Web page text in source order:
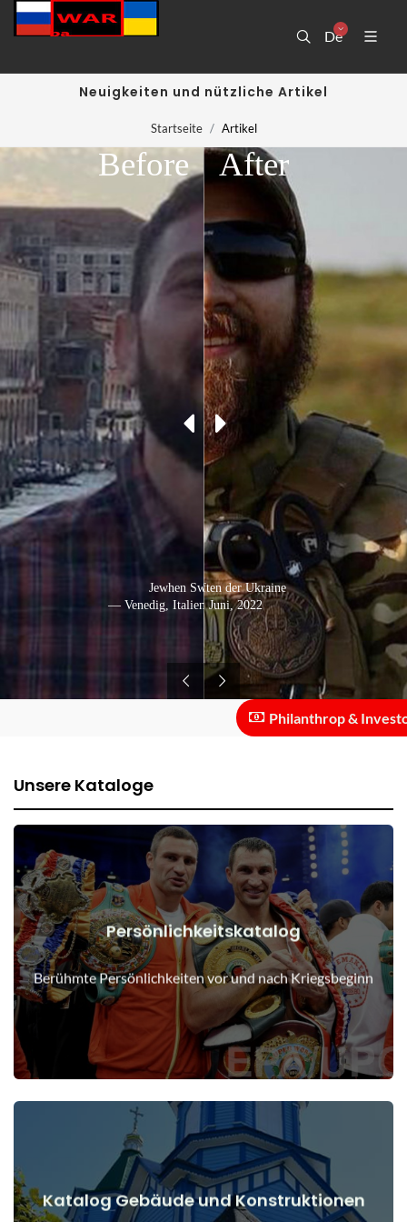
De
Neuigkeiten und nützliche Artikel
Startseite Artikel
In den Streitkräften der Ukraine
— Ukraine: Juni, 2022
After
Jewhen Switlitschnyi
— Venedig, Italien: September, 2021
Before
Philanthrop & Investor
Unsere Kataloge
Persönlichkeitskatalog
Berühmte Persönlichkeiten vor und nach Kriegsbeginn
Menschen vor und nach Kriegsbeginn
Details anzeigen
Katalog Gebäude und Konstruktionen
Details anzeigen